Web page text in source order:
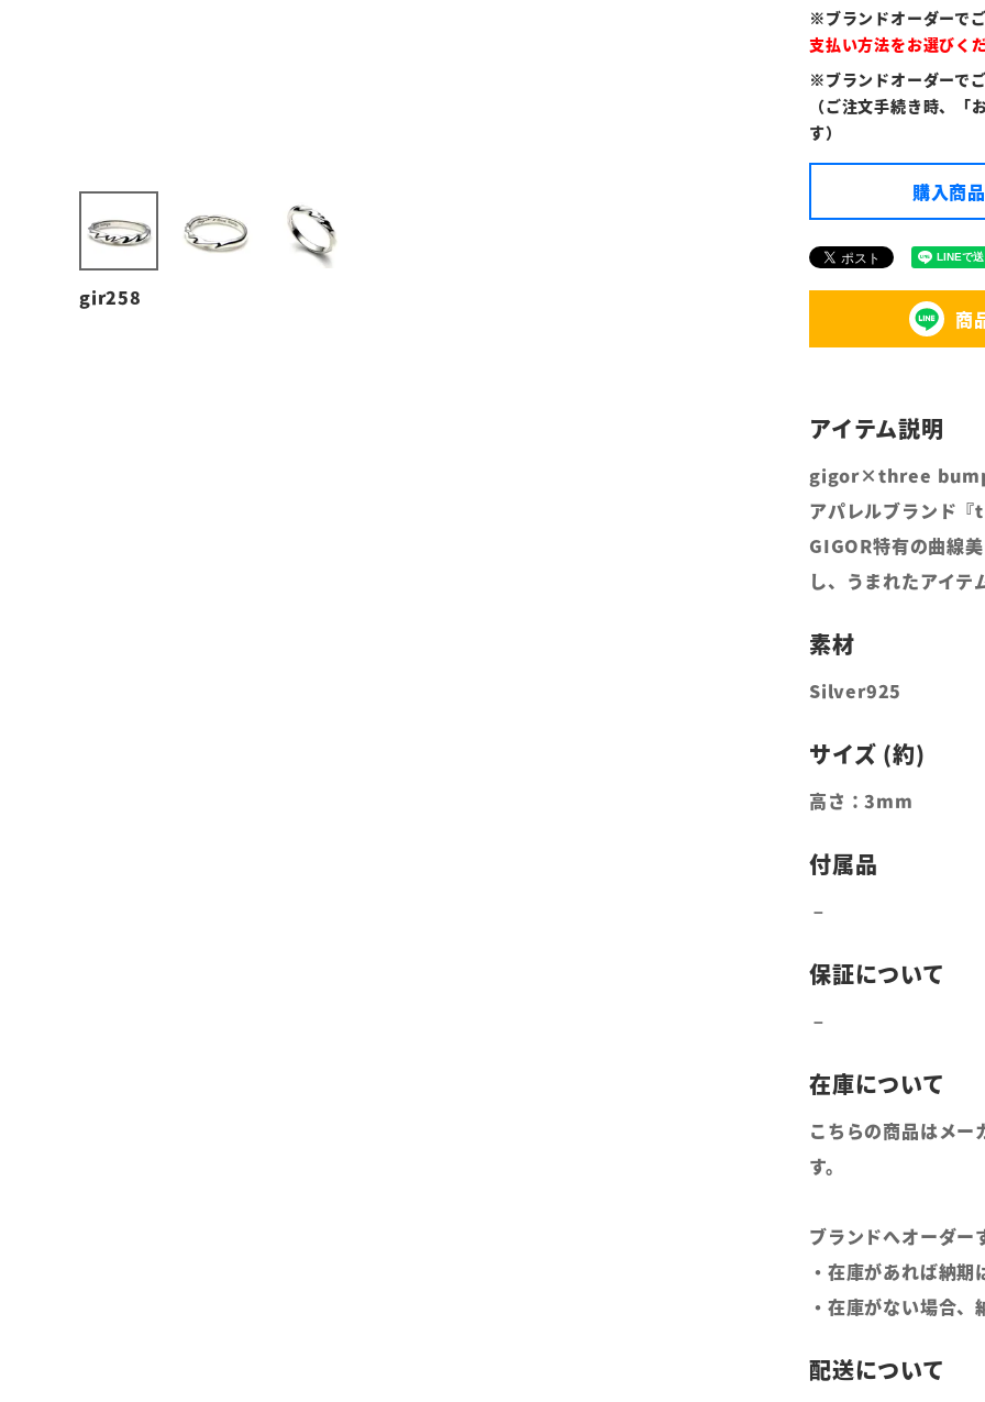
gir258
※ブランドオーダーで
支払い方法をお選びく
※ブランドオーダーで
（ご注文手続き時、
す）
購入商
商
gigor×three
アパレルブランド
GIGOR特有の曲線
し、うまれたアイテ
Silver925
高さ：3mm
こちらの商品はメ
す。
ブランドへオーダー
・在庫があれば納
・在庫がない場合